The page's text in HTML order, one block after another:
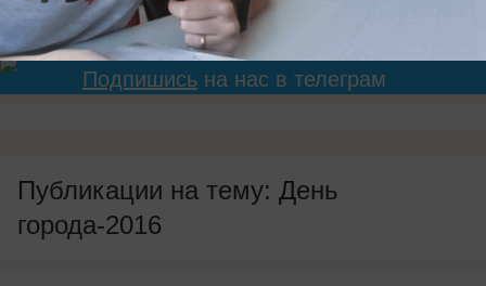
Будь в курсе событий!
Подпишисьна нас в телеграм
Публикации на тему: День
города-2016